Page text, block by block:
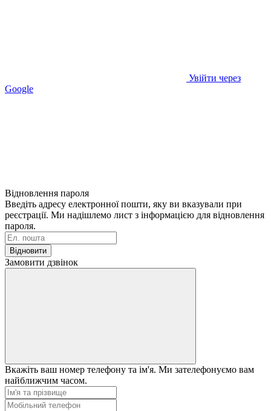
Увійти через
Google
Відновлення пароля
Введіть адресу електронної пошти, яку ви вказували при
реєстрації. Ми надішлемо лист з інформацією для відновлення
пароля.
Відновити
Замовити дзвінок
Вкажіть ваш номер телефону та ім'я. Ми зателефонуємо вам
найближчим часом.